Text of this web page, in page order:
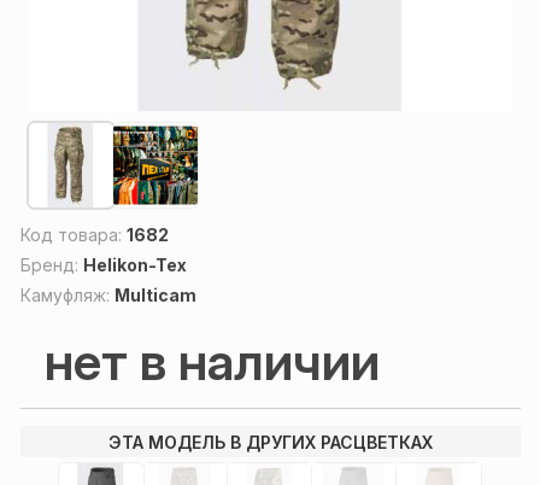
Код товара: 1682
Бренд: Helikon-Tex
Камуфляж: Multicam
нет в наличии
ЭТА МОДЕЛЬ В ДРУГИХ РАСЦВЕТКАХ